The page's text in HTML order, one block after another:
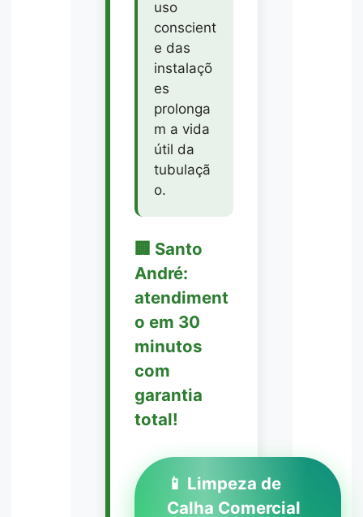
uso
conscient
e das
instalaçõ
es
prolonga
m a vida
útil da
tubulaçã
o.
🏢 Santo
André:
atendiment
o em 30
minutos
com
garantia
total!
📱 Limpeza de
Calha Comercial